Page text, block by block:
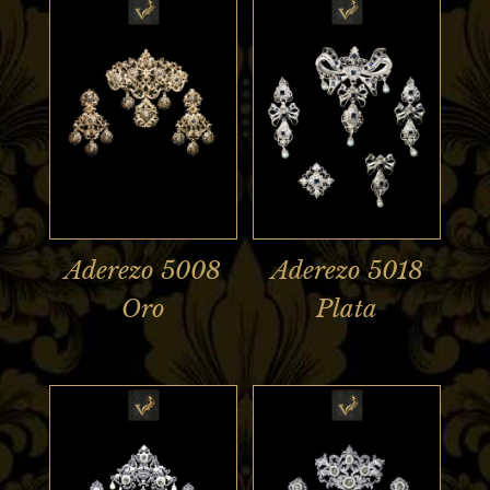
Aderezo 5008
Oro
Aderezo 5018
Plata